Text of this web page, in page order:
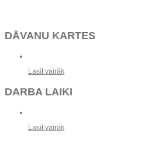
DĀVANU KARTES
Lasīt vairāk
DARBA LAIKI
Lasīt vairāk